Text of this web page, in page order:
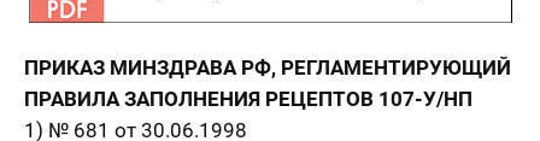
ПРИКАЗ МИНЗДРАВА РФ, РЕГЛАМЕНТИРУЮЩИЙ
ПРАВИЛА ЗАПОЛНЕНИЯ РЕЦЕПТОВ 107-У/НП
1) № 681 от 30.06.1998